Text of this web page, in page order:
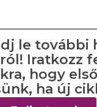
le további
Iratkozz
hogy
ha új